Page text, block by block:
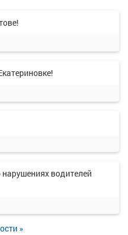
водителей
»